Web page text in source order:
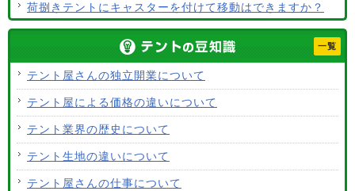
荷捌きテントにキャスターを付けて移動はできますか？
使用するテント生地の違いは？
ALCなどにオーニングは設置できますか？
テント生地はクリーニングできますか？
一覧
テント屋さんの独立開業について
テント屋による価格の違いについて
テント業界の歴史について
テント生地の違いについて
テント屋さんの仕事について